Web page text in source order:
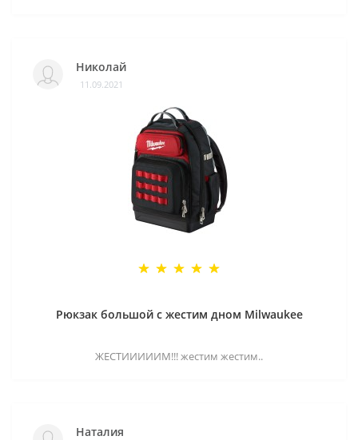
Николай
11.09.2021
Рюкзак большой с жестим дном Milwaukee
ЖЕСТИИИИИМ!!! жестим жестим..
Наталия